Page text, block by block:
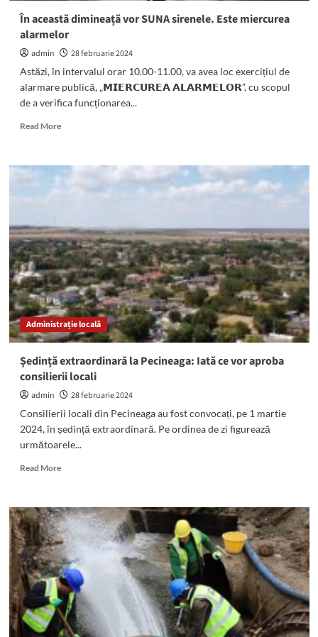
În această dimineață vor SUNA sirenele. Este miercurea
alarmelor
admin
28 februarie 2024
Astăzi, în intervalul orar 10.00-11.00, va avea loc exercițiul de
alarmare publică, „𝗠𝗜𝗘𝗥𝗖𝗨𝗥𝗘𝗔 𝗔𝗟𝗔𝗥𝗠𝗘𝗟𝗢𝗥”, cu scopul
de a verifica funcționarea...
Read MoreRead
În
această
sirenele.
Este
miercurea
alarmelor
Administrație locală
Ședință extraordinară la Pecineaga: Iată ce vor aproba
consilierii locali
admin
28 februarie 2024
Consilierii locali din Pecineaga au fost convocați, pe 1 martie
2024, în ședință extraordinară. Pe ordinea de zi figurează
următoarele...
Read MoreRead
Ședință
extraordinară
la
Pecineaga:
Iată
ce
vor
aproba
consilierii
locali